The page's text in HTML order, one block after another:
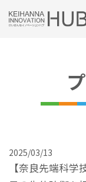
Skip
to
2025/03/13
【奈良先端科